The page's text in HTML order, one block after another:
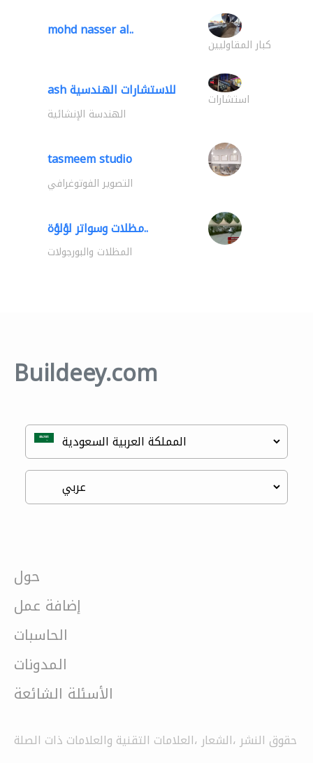
mohd nasser al..
كبار المقاوليين
ash للاستشارات الهندسية استشارات
الهندسة الإنشائية
tasmeem studio
التصوير الفوتوغرافي
مظلات وسواتر لؤلؤة..
المظلات والبورجولات
Buildeey.com
حول
إضافة عمل
الحاسبات
المدونات
الأسئلة الشائعة
حقوق النشر ،الشعار ،العلامات التقنية والعلامات ذات الصلة